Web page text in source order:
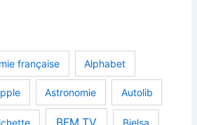
française Alphabet
Astronomie Autolib
Bielsa